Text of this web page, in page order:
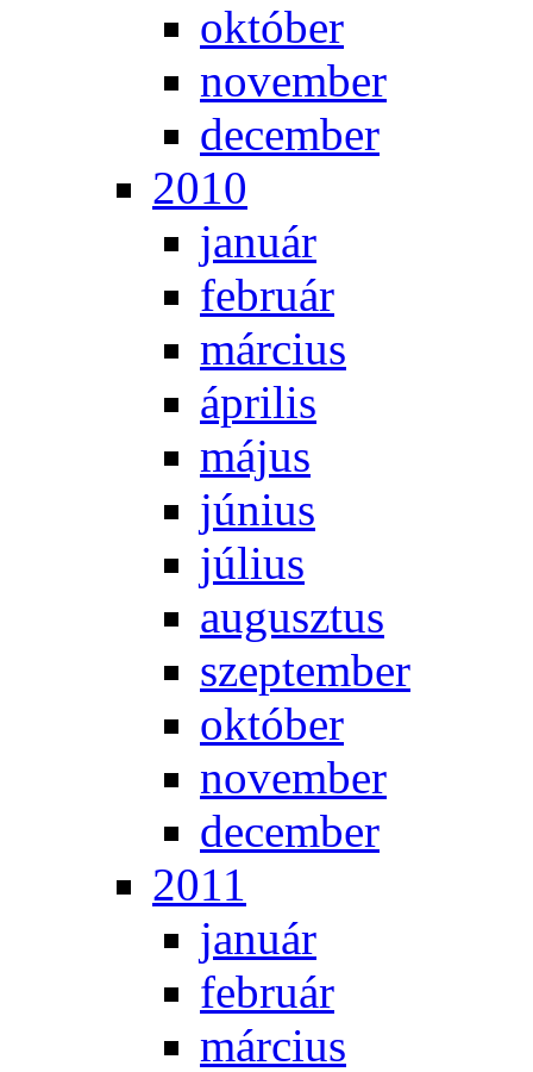
ok­tó­ber
no­vem­ber
de­cem­ber
2010
ja­nu­ár
feb­ru­ár
már­ci­us
áp­ri­lis
má­jus
jú­ni­us
jú­li­us
au­gusz­tus
szep­tem­ber
ok­tó­ber
no­vem­ber
de­cem­ber
2011
ja­nu­ár
feb­ru­ár
már­ci­us